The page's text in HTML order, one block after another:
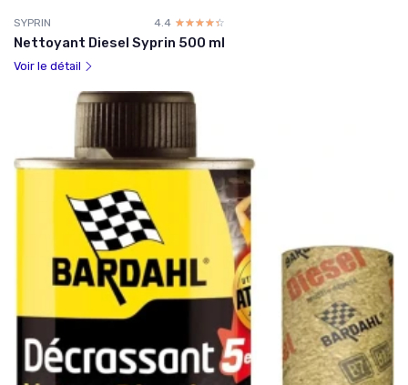
SYPRIN 4.4 ☆☆☆☆☆
★★★★★
Nettoyant Diesel Syprin 500 ml
Voir le détail